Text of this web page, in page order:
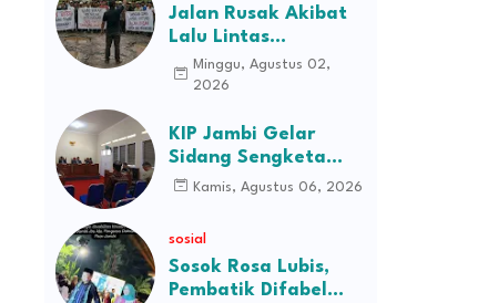
Jalan Rusak Akibat
Lalu Lintas
Kendaraan
Perusahaan,
Desa Kec Tebo Ilir
Bakal Blokade Jalan
Minggu, Agustus 02,
2026
KIP Jambi Gelar
Sidang Sengketa
Informasi Dugaan
Kamis, Agustus 06, 2026
sosial
Sosok Rosa Lubis,
Pembatik Difabel